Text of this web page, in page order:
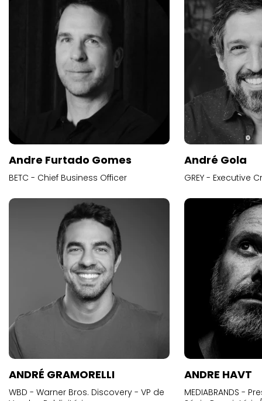
Andre Furtado Gomes
BETC - Chief Business Officer
André Gola
GREY - Executive
ANDRÉ GRAMORELLI
WBD - Warner Bros. Discovery - VP de
ANDRE HAVT
MEDIABRANDS -